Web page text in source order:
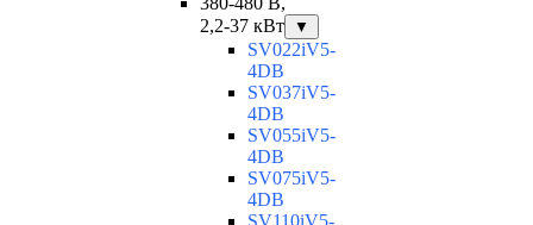
2,2-37 кВт
▼
SV022iV5-
4DB
SV037iV5-
4DB
SV055iV5-
4DB
SV075iV5-
4DB